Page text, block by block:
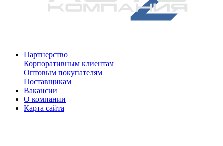
Партнерство
Корпоративным клиентам
Оптовым покупателям
Поставщикам
Вакансии
О компании
Карта сайта